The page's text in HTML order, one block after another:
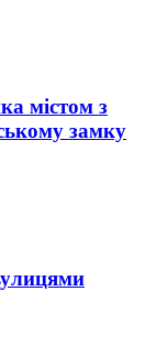
містом з
замку